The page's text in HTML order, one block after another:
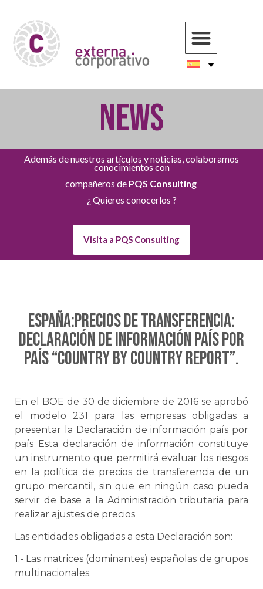
NEWS
Además de nuestros artículos y noticias, colaboramos
conocimientos con
compañeros de PQS Consulting
¿ Quieres conocerlos ?
Visita a PQS Consulting
ESPAÑA:Precios de transferencia:
Declaración de información país por
país “Country by Country Report”.
En el BOE de 30 de diciembre de 2016 se aprobó
el modelo 231 para las empresas obligadas a
presentar la Declaración de información país por
país Esta declaración de información constituye
un instrumento que permitirá evaluar los riesgos
en la política de precios de transferencia de un
grupo mercantil, sin que en ningún caso pueda
servir de base a la Administración tributaria para
realizar ajustes de precios
Las entidades obligadas a esta Declaración son:
1.- Las matrices (dominantes) españolas de grupos
multinacionales.